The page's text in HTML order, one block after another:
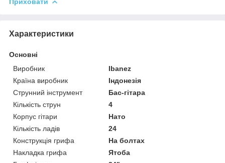
Характеристики
Основні
Виробник
Ibanez
Країна виробник
Індонезія
Струнний інструмент
Бас-гітара
Кількість струн
4
Корпус гітари
Нато
Кількість ладів
24
Конструкція грифа
На болтах
Накладка грифа
Ятоба